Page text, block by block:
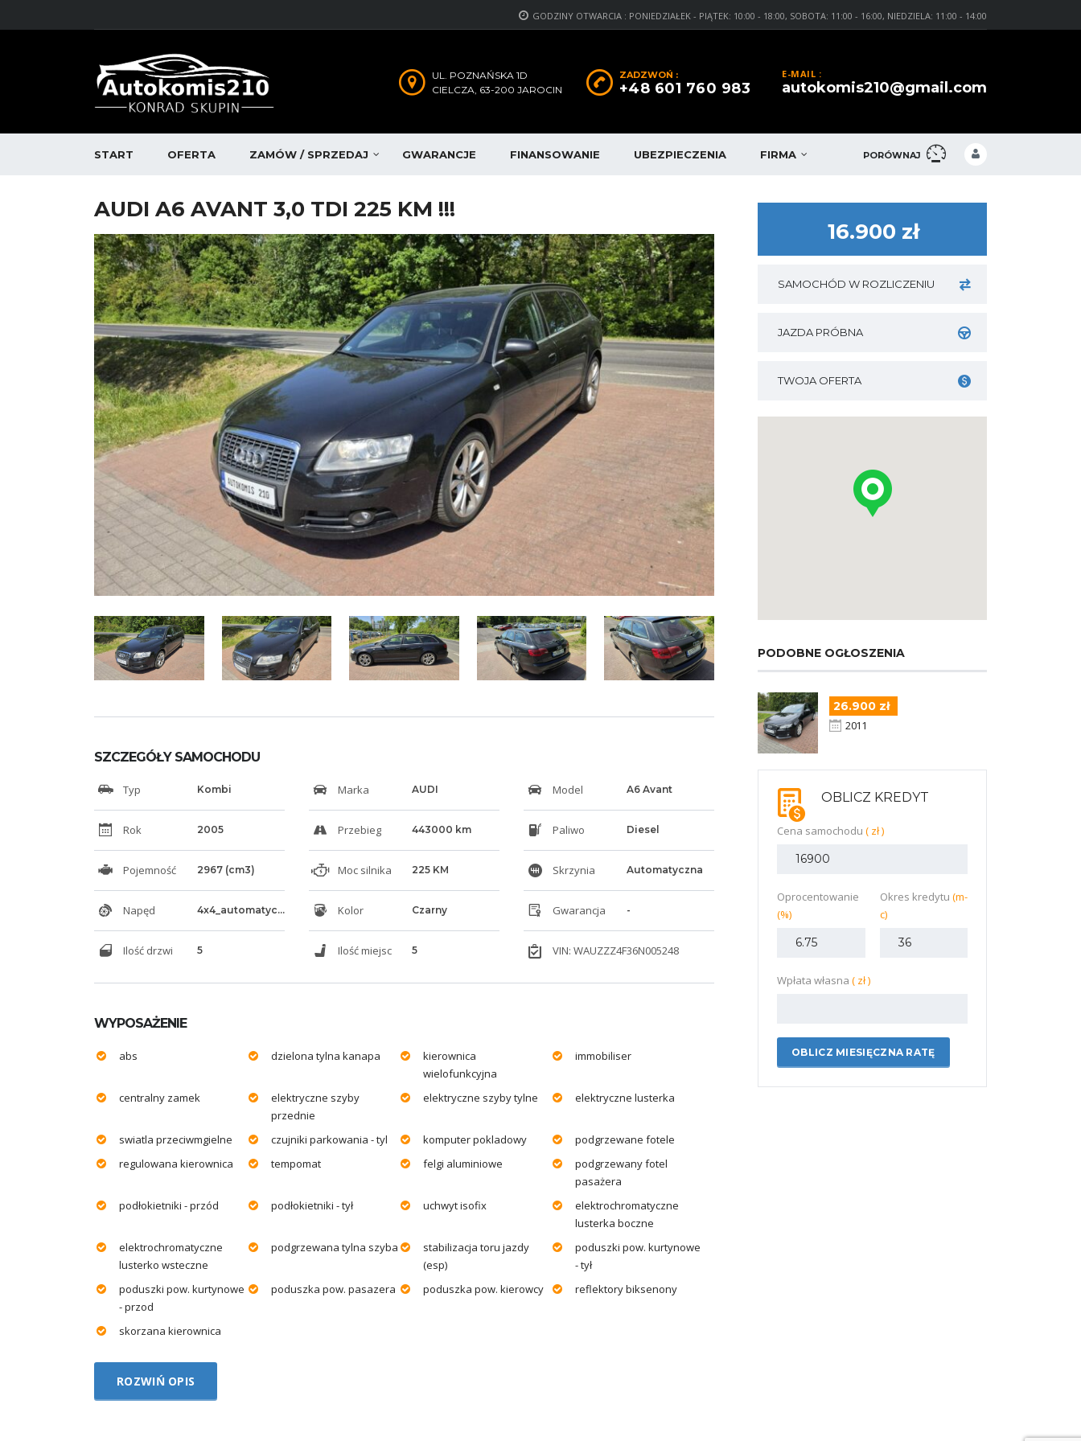
GODZINY OTWARCIA : PONIEDZIAŁEK - PIĄTEK: 10:00 - 18:00, SOBOTA: 11:00 - 16:00, NIEDZIELA: 11:00 - 14:00
E-MAIL :
autokomis210@gmail.com
ZADZWOŃ :
+48 601 760 983
UL. POZNAŃSKA 1D
CIELCZA, 63-200 JAROCIN
PORÓWNAJ
START OFERTA ZAMÓW / SPRZEDAJ GWARANCJE FINANSOWANIE UBEZPIECZENIA FIRMA
AUDI A6 AVANT 3,0 TDI 225 KM !!!
SZCZEGÓŁY SAMOCHODU
Typ Kombi Marka AUDI Model A6 Avant
Rok 2005 Przebieg 443000 km Paliwo Diesel
Pojemność 2967 (cm3) Moc silnika 225 KM Skrzynia Automatyczna
Napęd 4x4_automatyczny Kolor Czarny Gwarancja -
Ilość drzwi 5 Ilość miejsc 5 VIN: WAUZZZ4F36N005248
WYPOSAŻENIE
abs dzielona tylna kanapa
kierownica
wielofunkcyjna
immobiliser
centralny zamek
elektryczne szyby
przednie
elektryczne szyby tylne elektryczne lusterka
swiatla przeciwmgielne czujniki parkowania - tyl komputer pokladowy
podgrzewane fotele
regulowana kierownica
tempomat felgi aluminiowe
podgrzewany fotel
pasażera
podłokietniki - przód
podłokietniki - tył uchwyt isofix
elektrochromatyczne
lusterka boczne
elektrochromatyczne
lusterko wsteczne
podgrzewana tylna szyba
stabilizacja toru jazdy
(esp)
poduszki pow. kurtynowe
- tył
poduszki pow. kurtynowe
- przod
poduszka pow. pasazera poduszka pow. kierowcy reflektory biksenony
skorzana kierownica
ROZWIŃ OPIS
16.900 zł
SAMOCHÓD W ROZLICZENIU
JAZDA PRÓBNA
TWOJA OFERTA
PODOBNE OGŁOSZENIA
26.900 zł
2011
OBLICZ KREDYT
Cena samochodu ( zł )
Oprocentowanie
(%)
Okres kredytu (m-
c)
Wpłata własna ( zł )
OBLICZ MIESIĘCZNA RATĘ